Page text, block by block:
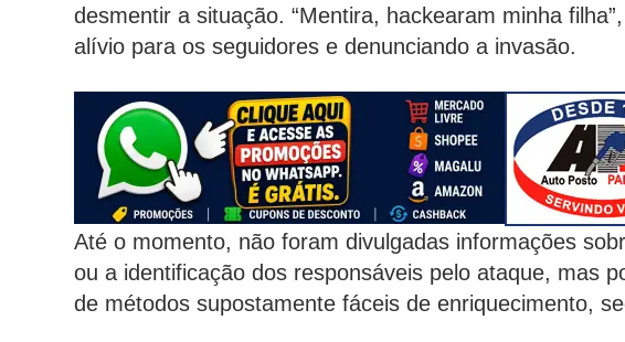
desmentir a situação. “Mentira, hackearam minha
alívio para os seguidores e denunciando a invasão.
Até o momento, não foram divulgadas informações
ou a identificação dos responsáveis pelo ataque, mas
de métodos supostamente fáceis de enriquecimento,